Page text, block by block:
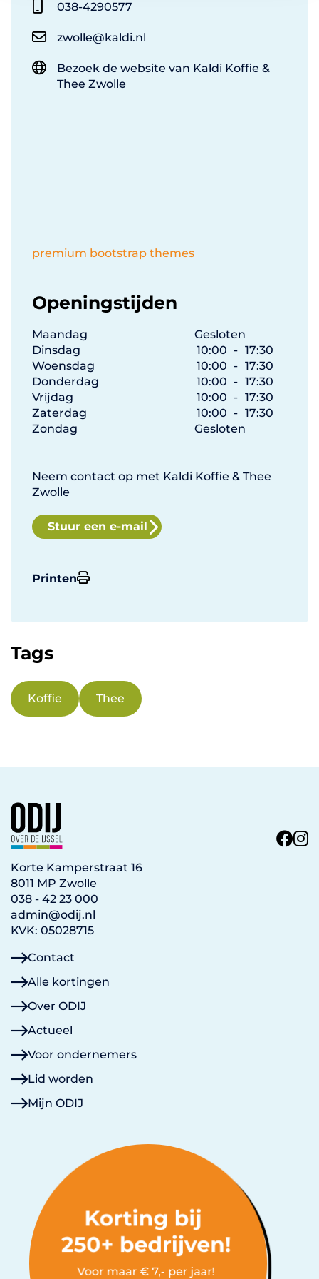
038-4290577
zwolle@kaldi.nl
Bezoek de website van Kaldi Koffie &
Thee Zwolle
premium bootstrap themes
Openingstijden
Maandag
Gesloten
Dinsdag
10:00 - 17:30
Woensdag
10:00 - 17:30
Donderdag
10:00 - 17:30
Vrijdag
10:00 - 17:30
Zaterdag
10:00 - 17:30
Zondag
Gesloten
Neem contact op met Kaldi Koffie & Thee
Zwolle
Stuur een e-mail
Printen
Tags
Koffie Thee
Korte Kamperstraat 16
8011 MP Zwolle
038 - 42 23 000
admin@odij.nl
KVK: 05028715
Contact
Alle kortingen
Over ODIJ
Actueel
Voor ondernemers
Lid worden
Mijn ODIJ